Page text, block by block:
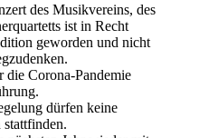
des Musikvereins, des
ist in Recht
geworden und nicht
die Corona-Pandemie
dürfen keine
stattfinden.